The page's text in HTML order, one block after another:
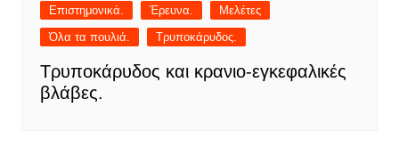
Επιστημονικά. Έρευνα.
Μελέτες
Όλα τα πουλιά.
Τρυποκάρυδος.
Τρυποκάρυδος και κρανιο-εγκεφαλικές
βλάβες.